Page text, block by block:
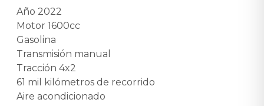
Año 2022
Motor 1600cc
Gasolina
Transmisión manual
Tracción 4x2
61 mil kilómetros de recorrido
Aire acondicionado